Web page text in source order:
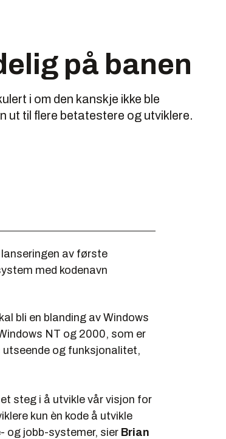
på banen
i om den kanskje ikke ble
ut til flere betatestere og utviklere.
lanseringen av første
med kodenavn
bli en blanding av Windows
NT og 2000, som er
utseende og funksjonalitet,
steg i å utvikle vår visjon for
kun èn kode å utvikle
og jobb-systemer, sier Brian